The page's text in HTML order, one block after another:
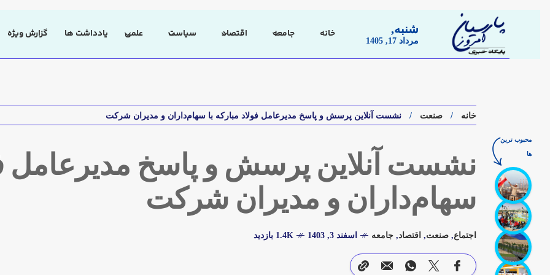
شنبه,
مرداد 17, 1405
خانه جامعه اقتصاد سیاست علمی یادداشت ها گزارش ویژه
خانه صنعت نشست آنلاین پرسش و پاسخ مدیرعامل فولاد مبارکه با سهام‌داران و مدیران شرکت
نشست آنلاین پرسش و پاسخ مدیرعامل
سهام‌داران و مدیران شرکت
اجتماع, صنعت, اقتصاد, جامعه اسفند 3, 1403 1.4K بازدید
محبوب ترین
ها